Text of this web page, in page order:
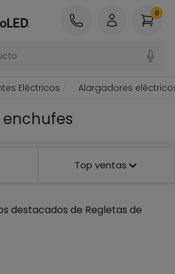
0
Eléctricos Alargadores
enchufes
Top ventas
destacados de Regletas de